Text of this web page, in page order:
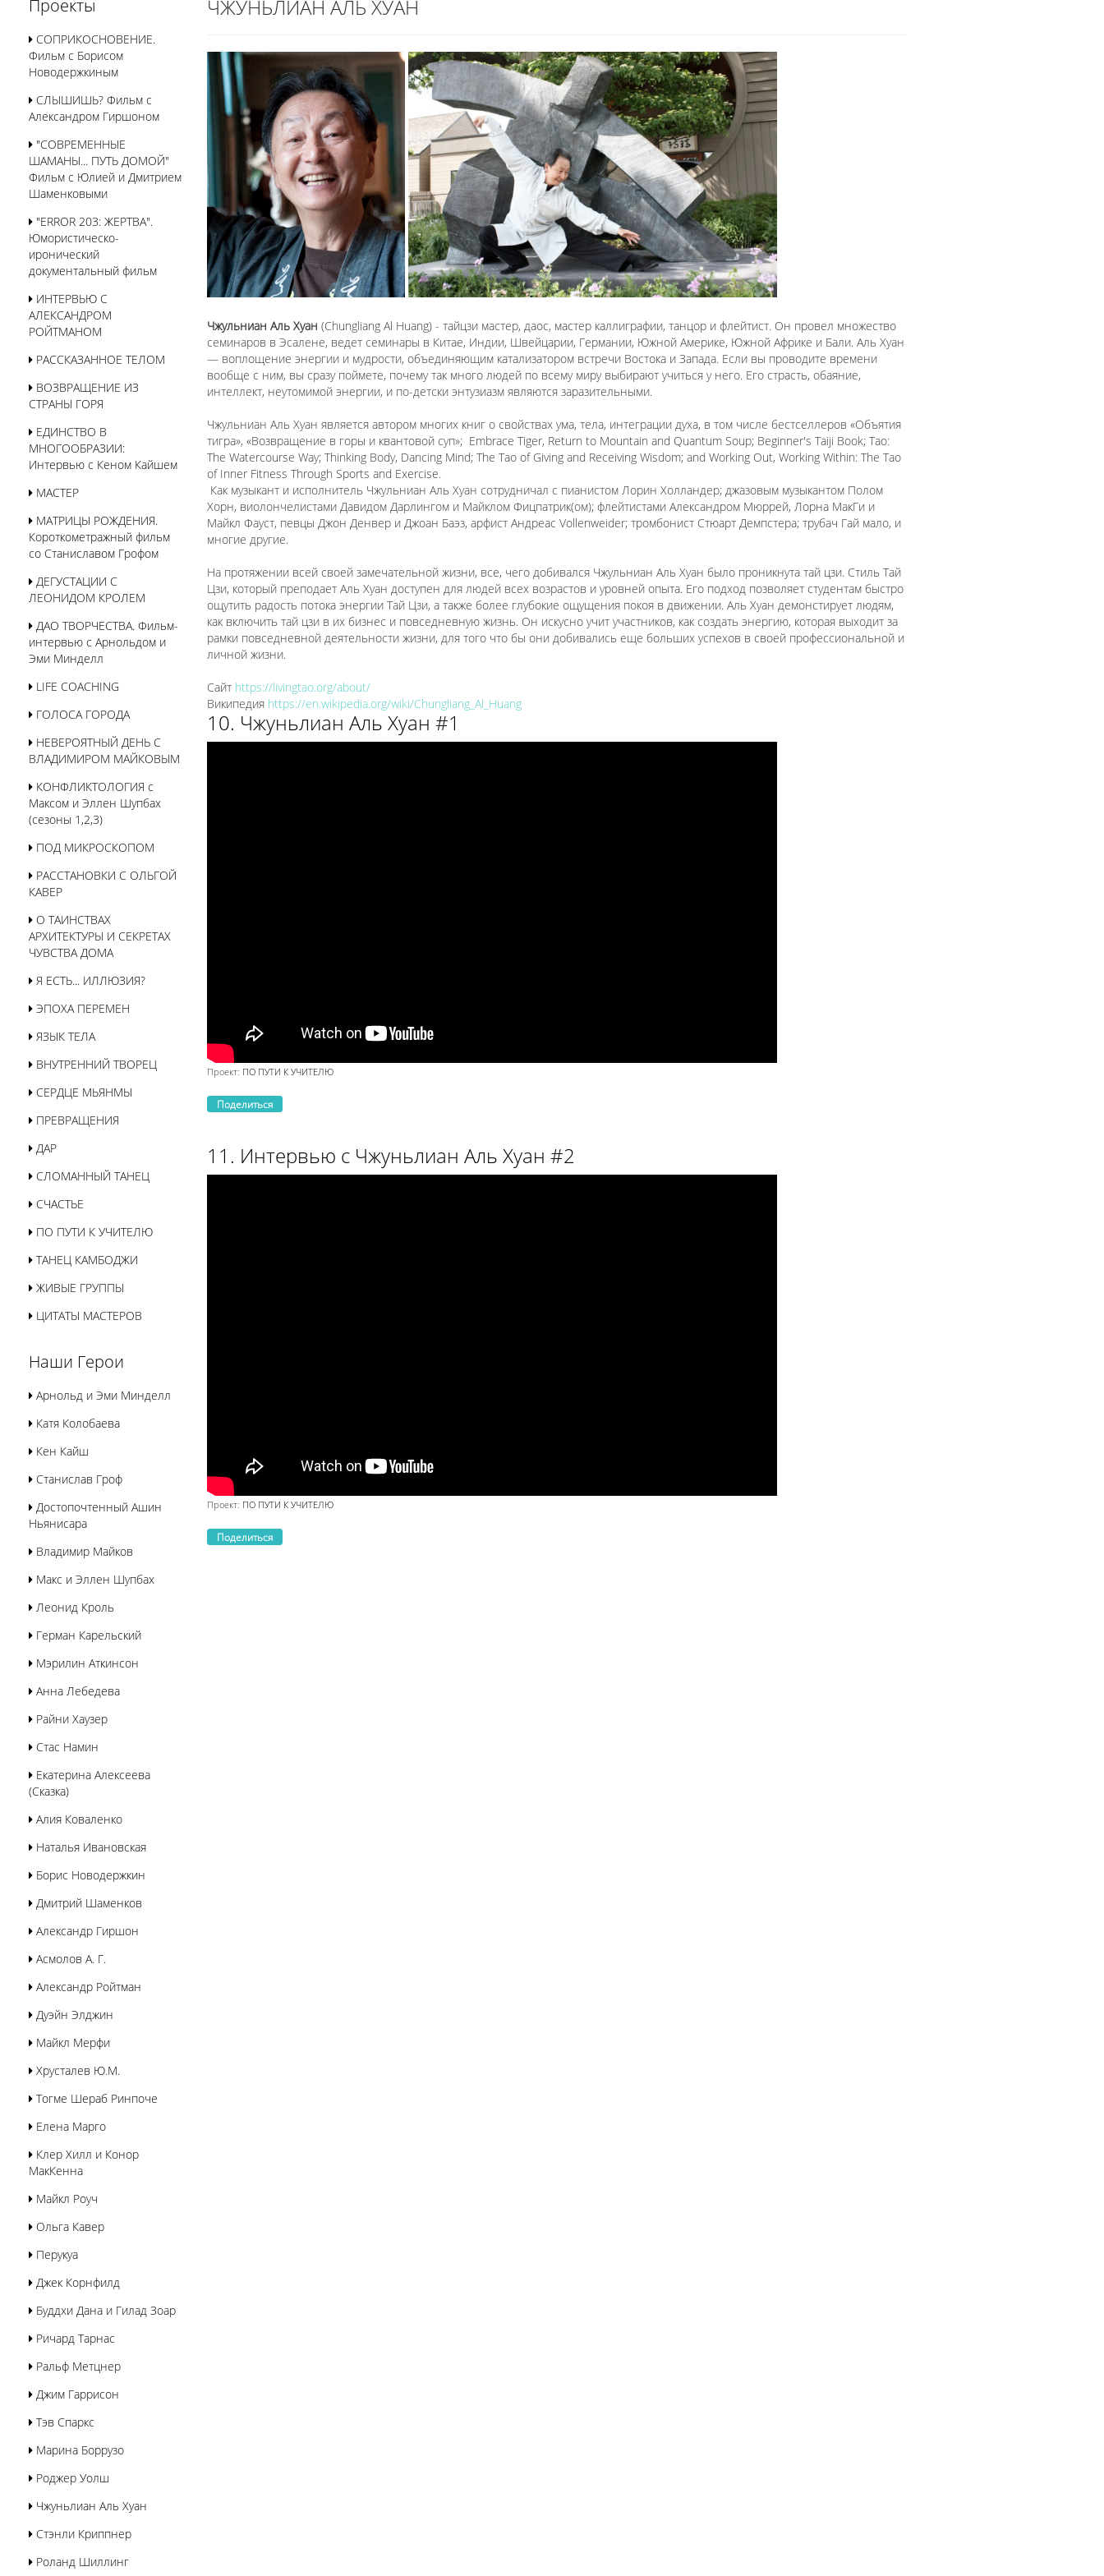
Проекты
СОПРИКОСНОВЕНИЕ.
Фильм с Борисом
Новодержкиным
СЛЫШИШЬ? Фильм с
Александром Гиршоном
"СОВРЕМЕННЫЕ
ШАМАНЫ... ПУТЬ ДОМОЙ"
Фильм с Юлией и Дмитрием
Шаменковыми
"ERROR 203: ЖЕРТВА".
Юмористическо-
иронический
документальный фильм
ИНТЕРВЬЮ С
АЛЕКСАНДРОМ
РОЙТМАНОМ
РАССКАЗАННОЕ ТЕЛОМ
ВОЗВРАЩЕНИЕ ИЗ
СТРАНЫ ГОРЯ
ЕДИНСТВО В
МНОГООБРАЗИИ:
Интервью с Кеном Кайшем
МАСТЕР
МАТРИЦЫ РОЖДЕНИЯ.
Короткометражный фильм
со Станиславом Грофом
ДЕГУСТАЦИИ С
ЛЕОНИДОМ КРОЛЕМ
ДАО ТВОРЧЕСТВА. Фильм-
интервью с Арнольдом и
Эми Минделл
LIFE COACHING
ГОЛОСА ГОРОДА
НЕВЕРОЯТНЫЙ ДЕНЬ С
ВЛАДИМИРОМ МАЙКОВЫМ
КОНФЛИКТОЛОГИЯ с
Максом и Эллен Шупбах
(сезоны 1,2,3)
ПОД МИКРОСКОПОМ
РАССТАНОВКИ С ОЛЬГОЙ
КАВЕР
О ТАИНСТВАХ
АРХИТЕКТУРЫ И СЕКРЕТАХ
ЧУВСТВА ДОМА
Я ЕСТЬ... ИЛЛЮЗИЯ?
ЭПОХА ПЕРЕМЕН
ЯЗЫК ТЕЛА
ВНУТРЕННИЙ ТВОРЕЦ
СЕРДЦЕ МЬЯНМЫ
ПРЕВРАЩЕНИЯ
ДАР
СЛОМАННЫЙ ТАНЕЦ
СЧАСТЬЕ
ПО ПУТИ К УЧИТЕЛЮ
ТАНЕЦ КАМБОДЖИ
ЖИВЫЕ ГРУППЫ
ЦИТАТЫ МАСТЕРОВ
Наши Герои
Арнольд и Эми Минделл
Катя Колобаева
Кен Кайш
Станислав Гроф
Достопочтенный Ашин
Ньянисара
Владимир Майков
Макс и Эллен Шупбах
Леонид Кроль
Герман Карельский
Мэрилин Аткинсон
Анна Лебедева
Райни Хаузер
Стас Намин
Екатерина Алексеева
(Сказка)
Алия Коваленко
Наталья Ивановская
Борис Новодержкин
Дмитрий Шаменков
Александр Гиршон
Асмолов А. Г.
Александр Ройтман
Дуэйн Элджин
Майкл Мерфи
Хрусталев Ю.М.
Тогме Шераб Ринпоче
Елена Марго
Клер Хилл и Конор
МакКенна
Майкл Роуч
Ольга Кавер
Перукуа
Джек Корнфилд
Буддхи Дана и Гилад Зоар
Ричард Тарнас
Ральф Метцнер
Джим Гаррисон
Тэв Спаркс
Марина Боррузо
Роджер Уолш
Чжуньлиан Аль Хуан
Стэнли Криппнер
Роланд Шиллинг
ЧЖУНЬЛИАН АЛЬ ХУАН
Чжульниан Аль Хуан(Chungliang Al Huang) - тайцзи мастер, даос, мастер каллиграфии, танцор и флейтист. Он провел множество
семинаров в Эсалене, ведет семинары в Китае, Индии, Швейцарии, Германии, Южной Америке, Южной Африке и Бали. Аль Хуан
— воплощение энергии и мудрости, объединяющим катализатором встречи Востока и Запада. Если вы проводите времени
вообще с ним, вы сразу поймете, почему так много людей по всему миру выбирают учиться у него. Его страсть, обаяние,
интеллект, неутомимой энергии, и по-детски энтузиазм являются заразительными.
Чжульниан Аль Хуан является автором многих книг о свойствах ума, тела, интеграции духа, в том числе бестселлеров «Объятия
тигра», «Возвращение в горы и квантовой суп»; Embrace Tiger, Return to Mountain and Quantum Soup; Beginner's Taiji Book; Tao:
The Watercourse Way; Thinking Body, Dancing Mind; The Tao of Giving and Receiving Wisdom; and Working Out, Working Within: The Tao
of Inner Fitness Through Sports and Exercise.
Как музыкант и исполнитель Чжульниан Аль Хуан сотрудничал с пианистом Лорин Холландер; джазовым музыкантом Полом
Хорн, виолончелистами Давидом Дарлингом и Майклом Фицпатрик(ом); флейтистами Александром Мюррей, Лорна МакГи и
Майкл Фауст, певцы Джон Денвер и Джоан Баэз, арфист Андреас Vollenweider; тромбонист Стюарт Демпстера; трубач Гай мало, и
многие другие.
На протяжении всей своей замечательной жизни, все, чего добивался Чжульниан Аль Хуан было проникнута тай цзи. Стиль Тай
Цзи, который преподает Аль Хуан доступен для людей всех возрастов и уровней опыта. Его подход позволяет студентам быстро
ощутить радость потока энергии Тай Цзи, а также более глубокие ощущения покоя в движении. Аль Хуан демонстирует людям,
как включить тай цзи в их бизнес и повседневную жизнь. Он искусно учит участников, как создать энергию, которая выходит за
рамки повседневной деятельности жизни, для того что бы они добивались еще больших успехов в своей профессиональной и
личной жизни.
Сайт https://livingtao.org/about/
Википедия https://en.wikipedia.org/wiki/Chungliang_Al_Huang
10. Чжуньлиан Аль Хуан #1
Проект: ПО ПУТИ К УЧИТЕЛЮ
Поделиться
11. Интервью с Чжуньлиан Аль Хуан #2
Проект: ПО ПУТИ К УЧИТЕЛЮ
Поделиться